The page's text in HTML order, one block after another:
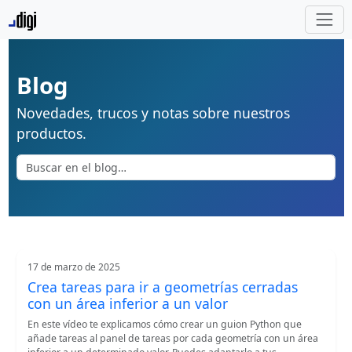
Blog
Novedades, trucos y notas sobre nuestros
productos.
17 de marzo de 2025
Crea tareas para ir a geometrías cerradas
con un área inferior a un valor
En este vídeo te explicamos cómo crear un guion Python que
añade tareas al panel de tareas por cada geometría con un área